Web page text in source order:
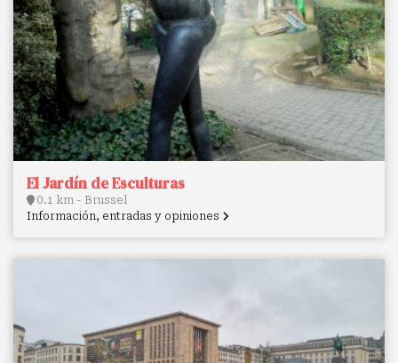
El Jardín de Esculturas
0.1 km - Brussel
Información, entradas y opiniones